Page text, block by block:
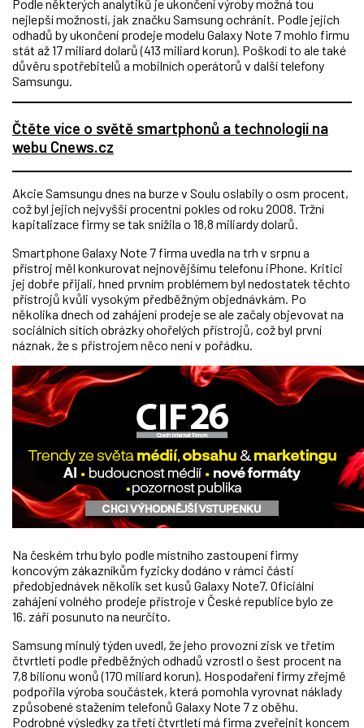
Podle některých analytiků je ukončení výroby možná tou
nejlepší možností, jak značku Samsung ochránit. Podle jejich
odhadů by ukončení prodeje modelu Galaxy Note 7 mohlo firmu
stát až 17 miliard dolarů (413 miliard korun). Poškodí to ale také
důvěru spotřebitelů a mobilních operátorů v další telefony
Samsungu.
Čtěte více o světě smartphonů a technologií na
webu Cnews.cz
Akcie Samsungu dnes na burze v Soulu oslabily o osm procent,
což byl jejich nejvyšší procentní pokles od roku 2008. Tržní
kapitalizace firmy se tak snížila o 18,8 miliardy dolarů.
Smartphone Galaxy Note 7 firma uvedla na trh v srpnu a
přístroj měl konkurovat nejnovějšímu telefonu iPhone. Kritici
jej dobře přijali, hned prvním problémem byl nedostatek těchto
přístrojů kvůli vysokým předběžným objednávkám. Po
několika dnech od zahájení prodeje se ale začaly objevovat na
sociálních sítích obrázky ohořelých přístrojů, což byl první
náznak, že s přístrojem něco není v pořádku.
Na českém trhu bylo podle místního zastoupení firmy
koncovým zákazníkům fyzicky dodáno v rámci části
předobjednávek několik set kusů Galaxy Note7. Oficiální
zahájení volného prodeje přístroje v České republice bylo ze
16. září posunuto na neurčito.
Samsung minulý týden uvedl, že jeho provozní zisk ve třetím
čtvrtletí podle předběžných odhadů vzrostl o šest procent na
7,8 bilionu wonů (170 miliard korun). Hospodaření firmy zřejmě
podpořila výroba součástek, která pomohla vyrovnat náklady
způsobené stažením telefonů Galaxy Note 7 z oběhu.
Podrobné výsledky za třetí čtvrtletí má firma zveřejnit koncem